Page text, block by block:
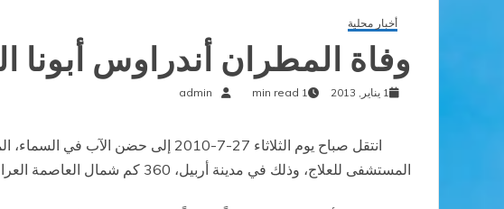
أخبار محلية
وفاة المطران أندراوس أبونا
1 يناير, 2013 1 min read
admin
انتقل صباح يوم الثلاثاء 27-7-2010
المستشفى للعلاج، وذلك في مدينة أربيل، 360 كم شمال العاصمة العراقية بغداد.